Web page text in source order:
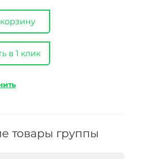
в 1 клик
товары группы